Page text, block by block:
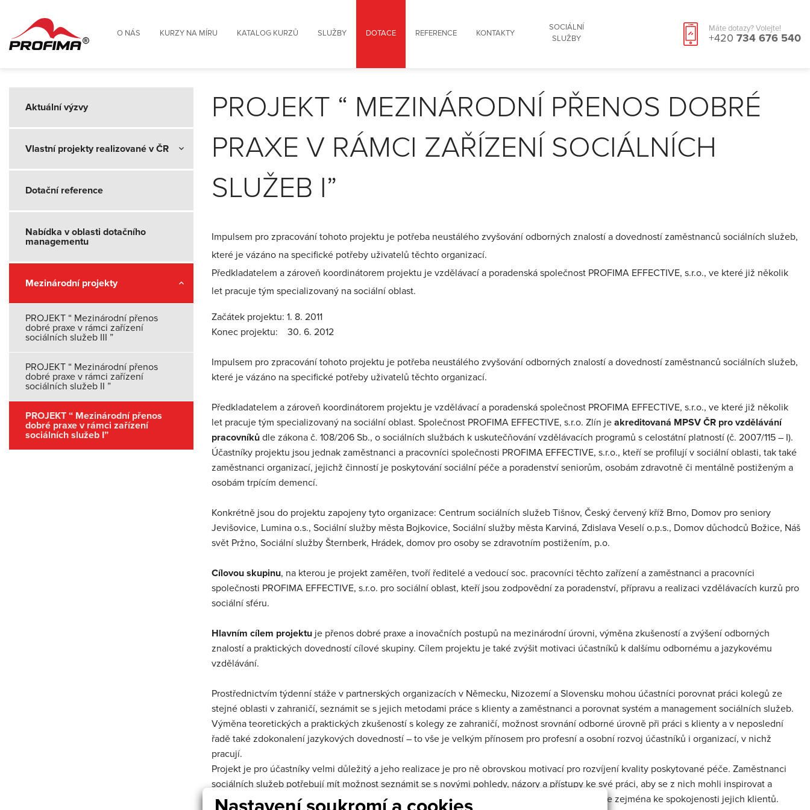
O NÁS KURZY NA MÍRU KATALOG KURZŮ SLUŽBY DOTACE REFERENCE KONTAKTY
SOCIÁLNÍ
SLUŽBY
Máte dotazy? Volejte!
+420 734 676 540
Aktuální výzvy
Vlastní projekty realizované v ČR
Dotační reference
Nabídka v oblasti dotačního
managementu
Mezinárodní projekty
PROJEKT “ Mezinárodní přenos
dobré praxe v rámci zařízení
sociálních služeb III ”
PROJEKT “ Mezinárodní přenos
dobré praxe v rámci zařízení
sociálních služeb II ”
PROJEKT “ Mezinárodní přenos
dobré praxe v rámci zařízení
sociálních služeb I”
PROJEKT “ MEZINÁRODNÍ PŘENOS DOBRÉ
PRAXE V RÁMCI ZAŘÍZENÍ SOCIÁLNÍCH
SLUŽEB I”
Impulsem pro zpracování tohoto projektu je potřeba neustálého zvyšování odborných znalostí a dovedností zaměstnanců sociálních služeb,
které je vázáno na specifické potřeby uživatelů těchto organizací.
Předkladatelem a zároveň koordinátorem projektu je vzdělávací a poradenská společnost PROFIMA EFFECTIVE, s.r.o., ve které již několik
let pracuje tým specializovaný na sociální oblast.
Začátek projektu: 1. 8. 2011
Konec projektu: 30. 6. 2012
Impulsem pro zpracování tohoto projektu je potřeba neustálého zvyšování odborných znalostí a dovedností zaměstnanců sociálních služeb,
které je vázáno na specifické potřeby uživatelů těchto organizací.
Předkladatelem a zároveň koordinátorem projektu je vzdělávací a poradenská společnost PROFIMA EFFECTIVE, s.r.o., ve které již několik
let pracuje tým specializovaný na sociální oblast. Společnost PROFIMA EFFECTIVE, s.r.o. Zlín je akreditovaná MPSV ČR pro vzdělávání
pracovníků dle zákona č. 108/206 Sb., o sociálních službách k uskutečňování vzdělávacích programů s celostátní platností (č. 2007/115 – I).
Účastníky projektu jsou jednak zaměstnanci a pracovníci společnosti PROFIMA EFFECTIVE, s.r.o., kteří se profilují v sociální oblasti, tak také
zaměstnanci organizací, jejichž činností je poskytování sociální péče a poradenství seniorům, osobám zdravotně či mentálně postiženým a
osobám trpícím demencí.
Konkrétně jsou do projektu zapojeny tyto organizace: Centrum sociálních služeb Tišnov, Český červený kříž Brno, Domov pro seniory
Jevišovice, Lumina o.s., Sociální služby města Bojkovice, Sociální služby města Karviná, Zdislava Veselí o.p.s., Domov důchodců Božice, Náš
svět Pržno, Sociální služby Šternberk, Hrádek, domov pro osoby se zdravotním postižením, p.o.
Cílovou skupinu, na kterou je projekt zaměřen, tvoří ředitelé a vedoucí soc. pracovníci těchto zařízení a zaměstnanci a pracovníci
společnosti PROFIMA EFFECTIVE, s.r.o. pro sociální oblast, kteří jsou zodpovědní za poradenství, přípravu a realizaci vzdělávacích kurzů pro
sociální sféru.
Hlavním cílem projektu je přenos dobré praxe a inovačních postupů na mezinárodní úrovni, výměna zkušeností a zvýšení odborných
znalostí a praktických dovedností cílové skupiny. Cílem projektu je také zvýšit motivaci účastníků k dalšímu odbornému a jazykovému
vzdělávání.
Prostřednictvím týdenní stáže v partnerských organizacích v Německu, Nizozemí a Slovensku mohou účastníci porovnat práci kolegů ze
stejné oblasti v zahraničí, seznámit se s jejich metodami práce s klienty a zaměstnanci a porovnat systém a management sociálních služeb.
Výměna teoretických a praktických zkušeností s kolegy ze zahraničí, možnost srovnání odborné úrovně při práci s klienty a v neposlední
řadě také zdokonalení jazykových dovedností – to vše je velkým přínosem pro profesní a osobní rozvoj účastníků i organizací, v nichž
pracují.
Projekt je pro účastníky velmi důležitý a jeho realizace je pro ně obrovskou motivací pro rozvíjení kvality poskytované péče. Zaměstnanci
sociálních služeb potřebují mít možnost seznámit se s novými pohledy, názory a přístupy ke své práci, aby se z nich mohli inspirovat a
vytvořit si tak vlastní cestu při poskytování kvalitních služeb, což v konečném důsledku přispěje zejména ke spokojenosti jejich klientů.